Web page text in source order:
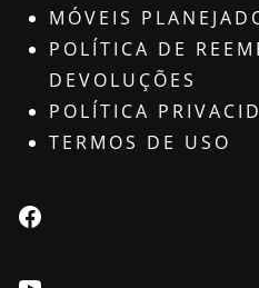
MÓVEIS
POLÍTICA DE
DEVOLUÇÕES
POLÍTICA
TERMOS DE USO
Facebook